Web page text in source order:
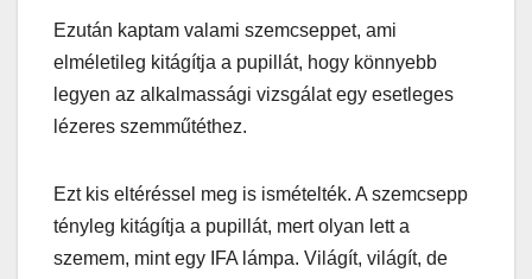
Ezután kaptam valami szemcseppet, ami
elméletileg kitágítja a pupillát, hogy könnyebb
legyen az alkalmassági vizsgálat egy esetleges
lézeres szemműtéthez.
Ezt kis eltéréssel meg is ismételték. A szemcsepp
tényleg kitágítja a pupillát, mert olyan lett a
szemem, mint egy IFA lámpa. Világít, világít, de